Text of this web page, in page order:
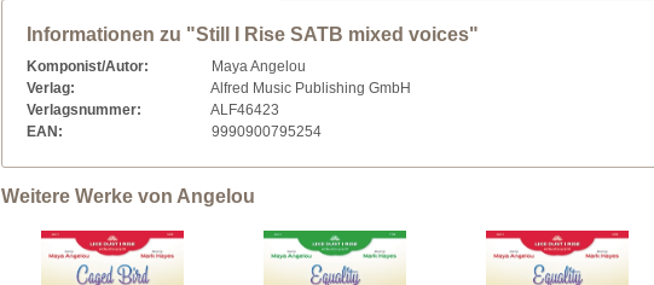
Informationen zu "Still I Rise SATB mixed voices"
Komponist/Autor:
Maya Angelou
Verlag:
Alfred Music Publishing GmbH
Verlagsnummer:
ALF46423
EAN:
9990900795254
Weitere Werke von Angelou